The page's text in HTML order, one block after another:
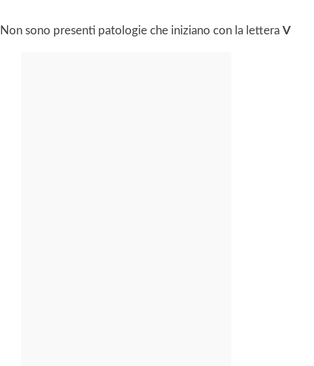
Non sono presenti patologie che iniziano con la lettera V